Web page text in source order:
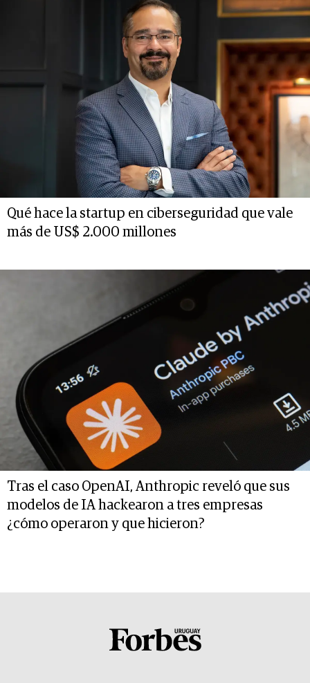
Qué hace la startup en ciberseguridad que vale
más de US$ 2.000 millones
Tras el caso OpenAI, Anthropic reveló que sus
modelos de IA hackearon a tres empresas
¿cómo operaron y que hicieron?